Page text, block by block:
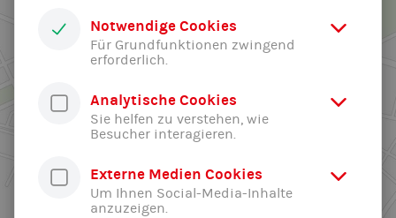
Notwendige Cookies
Für Grundfunktionen zwingend
erforderlich.
Analytische Cookies
Sie helfen zu verstehen, wie
Besucher interagieren.
Externe Medien Cookies
Um Ihnen Social-Media-Inhalte
anzuzeigen.